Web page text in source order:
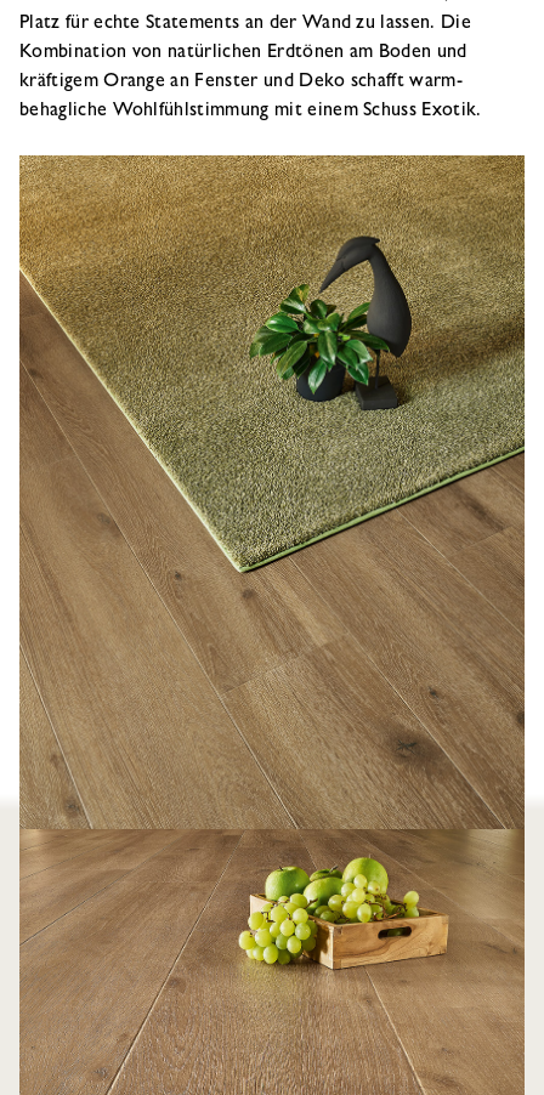
Platz für echte Statements an der Wand zu lassen. Die
Kombination von natürlichen Erdtönen am Boden und
kräftigem Orange an Fenster und Deko schafft warm-
behagliche Wohlfühlstimmung mit einem Schuss Exotik.